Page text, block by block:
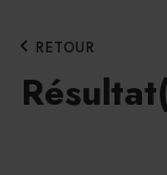
RETOUR